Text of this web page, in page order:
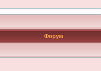
Форум